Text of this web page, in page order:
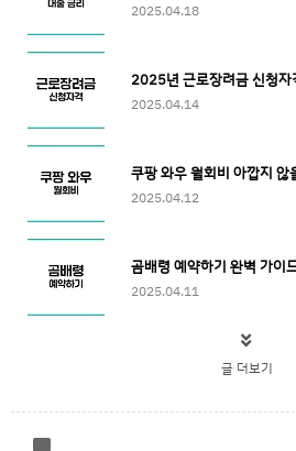
2025.04.18
2025.04.14
2025.04.12
2025.04.11
글 더보기